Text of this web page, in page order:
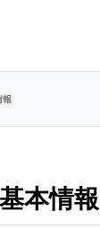
報
本情報